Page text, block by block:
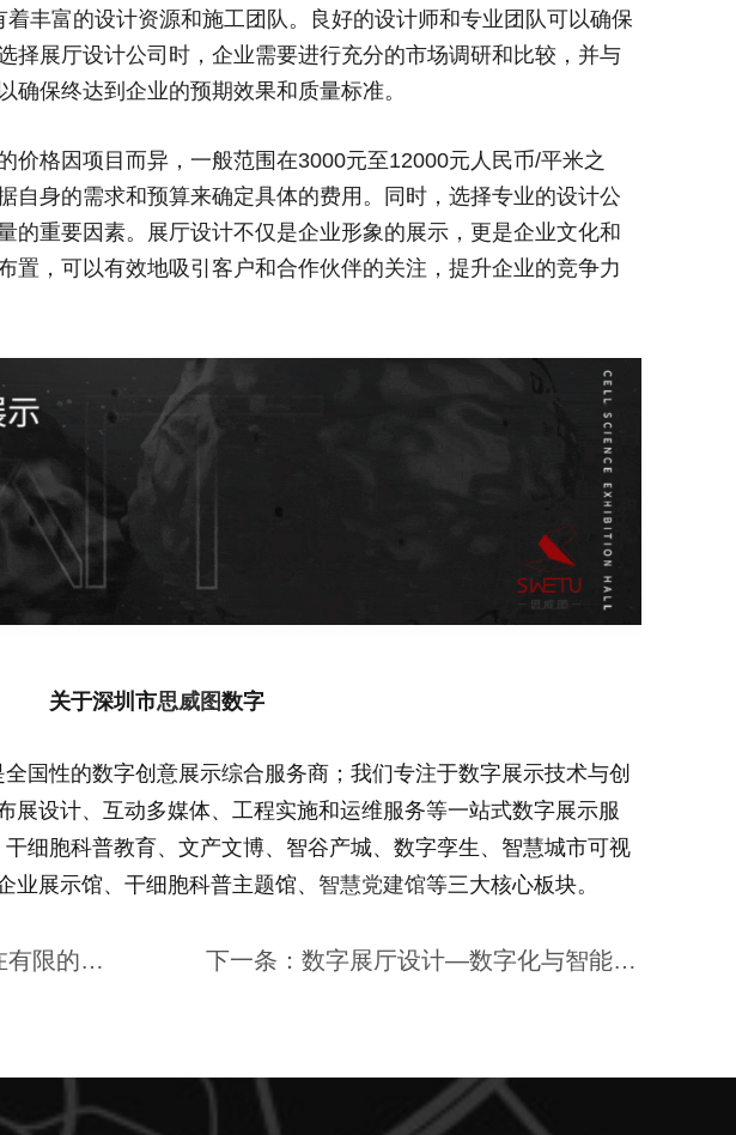
富的设计资源和施工团队。良好的设计师和专业团队可以确保
择展厅设计公司时，企业需要进行充分的市场调研和比较，并与
确保终达到企业的预期效果和质量标准。
格因项目而异，一般范围在3000元至12000元人民币/平米之
自身的需求和预算来确定具体的费用。同时，选择专业的设计公
的重要因素。展厅设计不仅是企业形象的展示，更是企业文化和
置，可以有效地吸引客户和合作伙伴的关注，提升企业的竞争力
关于深圳市思威图数字
国性的数字创意展示综合服务商；我们专注于数字展示技术与创
展设计、互动多媒体、工程实施和运维服务等一站式数字展示服
细胞科普教育、文产文博、智谷产城、数字孪生、智慧城市可视
业展示馆、干细胞科普主题馆、 智慧党建馆等三大核心板块。
上一条：数字展厅设计—如何在有限的空间展示更好的创意 | 思威图数字 下一条：数字展厅设计—数字化与智能化时代的到来 | 思威图数字